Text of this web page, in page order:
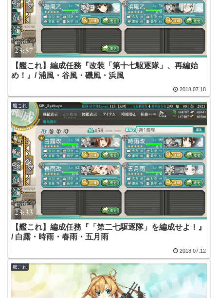
【艦これ】編成任務『改装「第十七駆逐隊」、再編始
め！』/ 浦風・谷風・磯風・浜風
2018.07.18
艦これ
【艦これ】編成任務『「第二七駆逐隊」を編成せよ！』
/ 白露・時雨・春雨・五月雨
2018.07.12
艦これ